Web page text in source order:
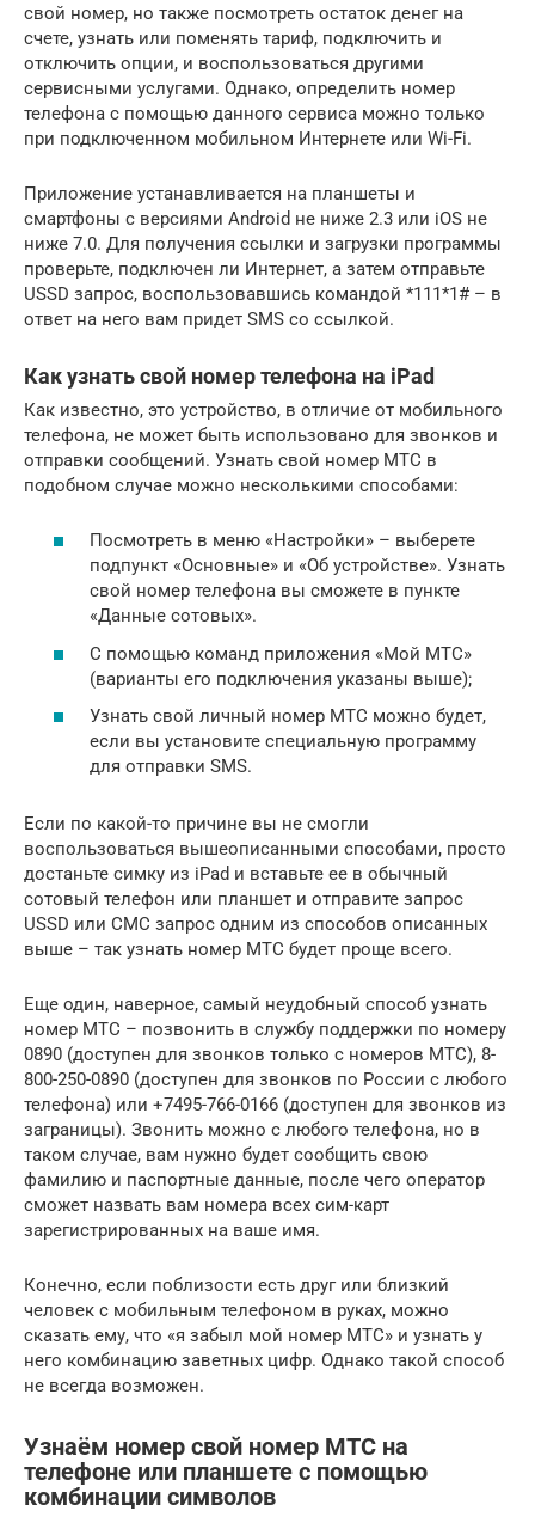
свой номер, но также посмотреть остаток денег на
счете, узнать или поменять тариф, подключить и
отключить опции, и воспользоваться другими
сервисными услугами. Однако, определить номер
телефона с помощью данного сервиса можно только
при подключенном мобильном Интернете или Wi-Fi.
Приложение устанавливается на планшеты и
смартфоны с версиями Android не ниже 2.3 или iOS не
ниже 7.0. Для получения ссылки и загрузки программы
проверьте, подключен ли Интернет, а затем отправьте
USSD запрос, воспользовавшись командой *111*1# – в
ответ на него вам придет SMS со ссылкой.
Как узнать свой номер телефона на iPad
Как известно, это устройство, в отличие от мобильного
телефона, не может быть использовано для звонков и
отправки сообщений. Узнать свой номер МТС в
подобном случае можно несколькими способами:
Посмотреть в меню «Настройки» – выберете
подпункт «Основные» и «Об устройстве». Узнать
свой номер телефона вы сможете в пункте
«Данные сотовых».
С помощью команд приложения «Мой МТС»
(варианты его подключения указаны выше);
Узнать свой личный номер МТС можно будет,
если вы установите специальную программу
для отправки SMS.
Если по какой-то причине вы не смогли
воспользоваться вышеописанными способами, просто
достаньте симку из iPad и вставьте ее в обычный
сотовый телефон или планшет и отправите запрос
USSD или СМС запрос одним из способов описанных
выше – так узнать номер МТС будет проще всего.
Еще один, наверное, самый неудобный способ узнать
номер МТС – позвонить в службу поддержки по номеру
0890 (доступен для звонков только с номеров МТС), 8-
800-250-0890 (доступен для звонков по России с любого
телефона) или +7495-766-0166 (доступен для звонков из
заграницы). Звонить можно с любого телефона, но в
таком случае, вам нужно будет сообщить свою
фамилию и паспортные данные, после чего оператор
сможет назвать вам номера всех сим-карт
зарегистрированных на ваше имя.
Конечно, если поблизости есть друг или близкий
человек с мобильным телефоном в руках, можно
сказать ему, что «я забыл мой номер МТС» и узнать у
него комбинацию заветных цифр. Однако такой способ
не всегда возможен.
Узнаём номер свой номер МТС на
телефоне или планшете с помощью
комбинации символов